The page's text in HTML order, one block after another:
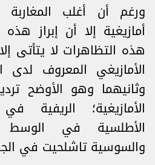
ورغم أن أغلب
أمازيغية إلا أن إبراز
هذه التظاهرات لا يتأتى
الأمازيغي المعروف لدى
وثانيهما وهو الأوضح
الأمازيغية؛ الريفية
الأطلسية في الوسط
والسوسية تاشلحيت في